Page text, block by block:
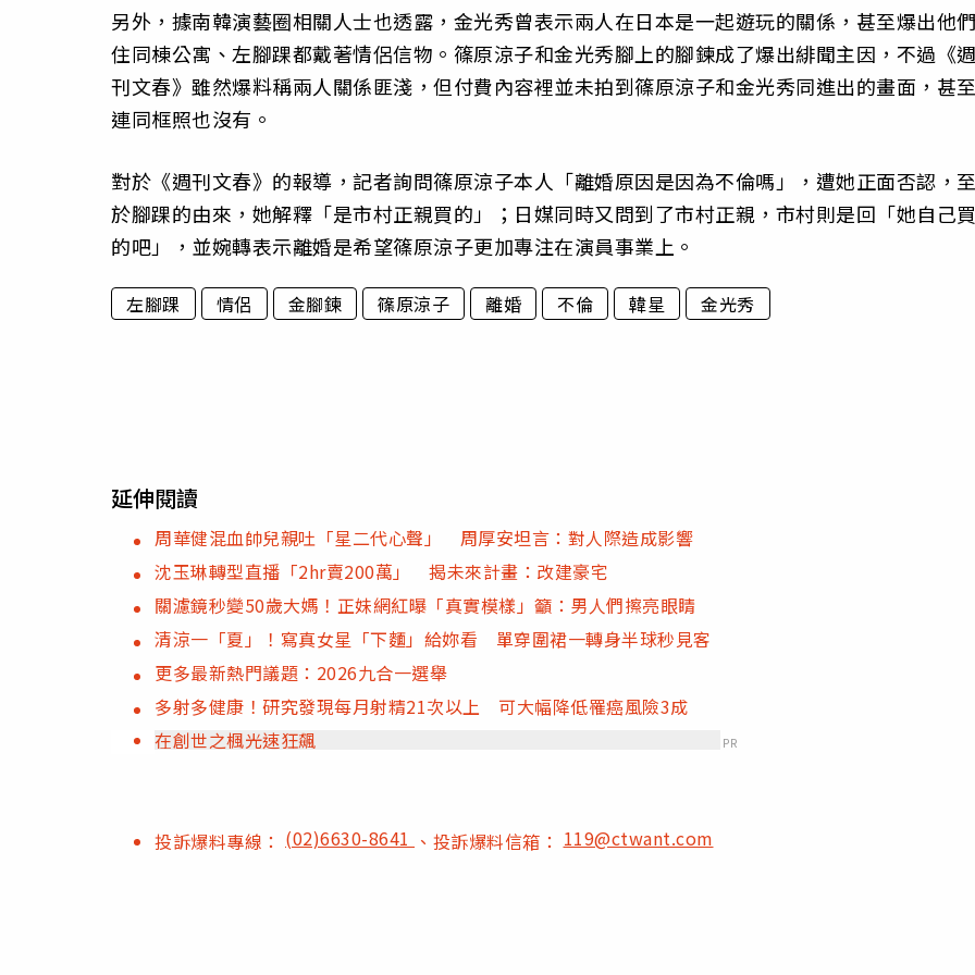
另外，據南韓演藝圈相關人士也透露，金光秀曾表示兩人在日本是一起遊玩的關係，甚至爆出他們
住同棟公寓、左腳踝都戴著情侶信物。篠原涼子和金光秀腳上的腳鍊成了爆出緋聞主因，不過《週
刊文春》雖然爆料稱兩人關係匪淺，但付費內容裡並未拍到篠原涼子和金光秀同進出的畫面，甚至
連同框照也沒有。
對於《週刊文春》的報導，記者詢問篠原涼子本人「離婚原因是因為不倫嗎」，遭她正面否認，至
於腳踝的由來，她解釋「是市村正親買的」；日媒同時又問到了市村正親，市村則是回「她自己買
的吧」，並婉轉表示離婚是希望篠原涼子更加專注在演員事業上。
左腳踝 情侶 金腳鍊 篠原涼子 離婚 不倫 韓星 金光秀
延伸閱讀
周華健混血帥兒親吐「星二代心聲」 周厚安坦言：對人際造成影響
沈玉琳轉型直播「2hr賣200萬」 揭未來計畫：改建豪宅
關濾鏡秒變50歲大媽！正妹網紅曝「真實模樣」籲：男人們擦亮眼睛
清涼一「夏」！寫真女星「下麵」給妳看 單穿圍裙一轉身半球秒見客
更多最新熱門議題：2026九合一選舉
多射多健康！研究發現每月射精21次以上 可大幅降低罹癌風險3成
在創世之楓光速狂飆
PR
投訴爆料專線： (02)6630-8641 、投訴爆料信箱：119@ctwant.com